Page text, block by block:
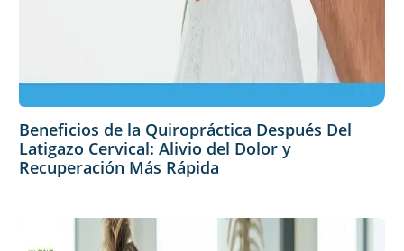
Beneficios de la Quiropráctica Después Del
Latigazo Cervical: Alivio del Dolor y
Recuperación Más Rápida